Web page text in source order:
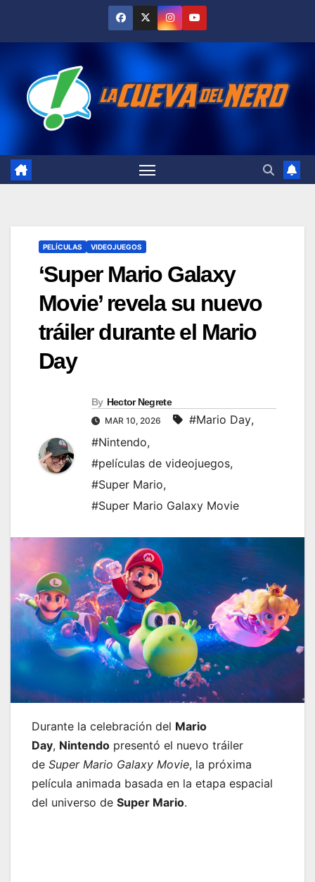
PELÍCULAS VIDEOJUEGOS
‘Super Mario Galaxy
Movie’ revela su nuevo
tráiler durante el Mario
Day
By Hector Negrete
MAR 10, 2026 #Mario Day,
#Nintendo,
#películas de videojuegos,
#Super Mario,
#Super Mario Galaxy Movie
Durante la celebración del Mario
Day, Nintendo presentó el nuevo tráiler
de Super Mario Galaxy Movie, la próxima
película animada basada en la etapa espacial
del universo de Super Mario.